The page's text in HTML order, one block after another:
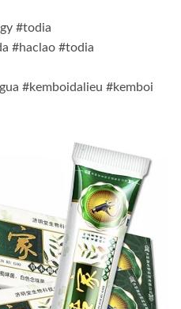
#todia
#haclao #todia
#kemboidalieu #kemboi